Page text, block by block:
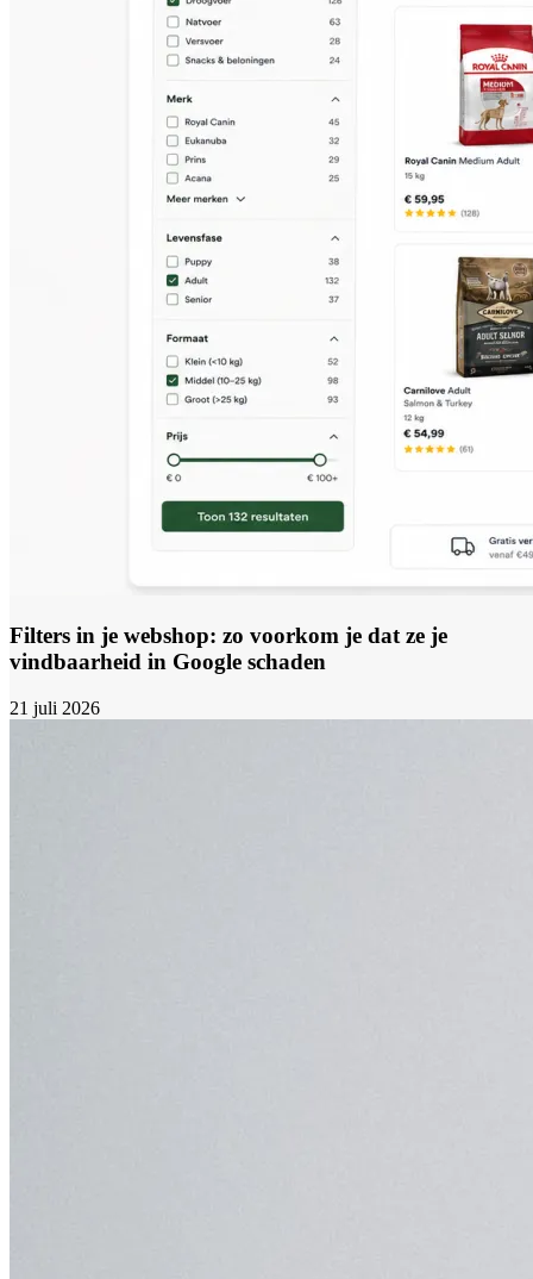
Filters in je webshop: zo voorkom je dat ze je
vindbaarheid in Google schaden
21 juli 2026